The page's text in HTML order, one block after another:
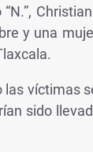
y una
víctimas
sido